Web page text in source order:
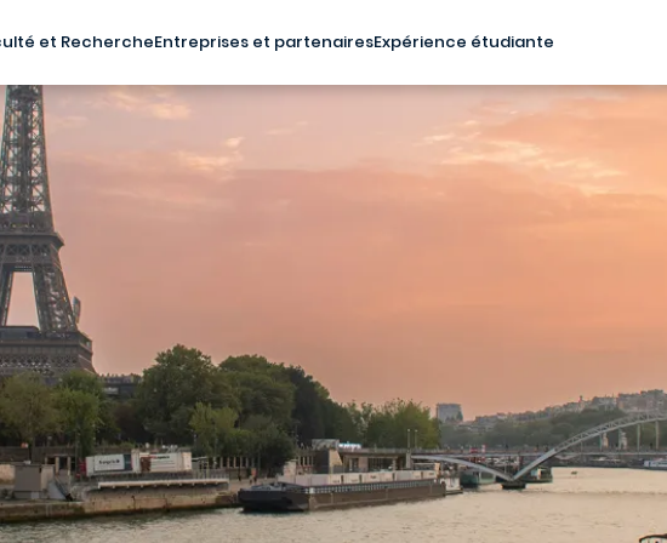
et RechercheEntreprises et partenairesExpérience étudiante